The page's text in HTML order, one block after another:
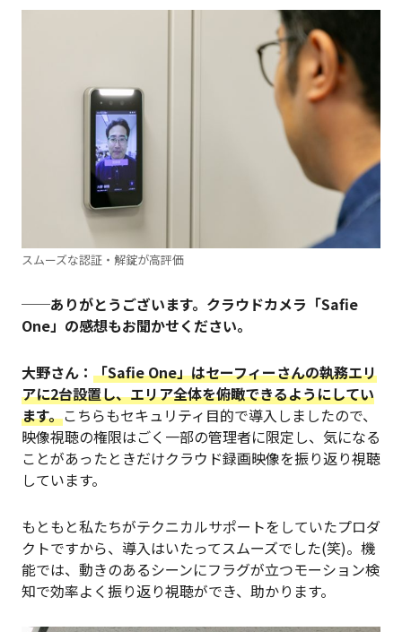
スムーズな認証・解錠が高評価
──ありがとうございます。クラウドカメラ「Safie
One」の感想もお聞かせください。
大野さん： 「Safie One」はセーフィーさんの執務エリ
アに2台設置し、エリア全体を俯瞰できるようにしてい
ます。こちらもセキュリティ目的で導入しましたので、
映像視聴の権限はごく一部の管理者に限定し、気になる
ことがあったときだけクラウド録画映像を振り返り視聴
しています。
もともと私たちがテクニカルサポートをしていたプロダ
クトですから、導入はいたってスムーズでした(笑)。機
能では、動きのあるシーンにフラグが立つモーション検
知で効率よく振り返り視聴ができ、助かります。